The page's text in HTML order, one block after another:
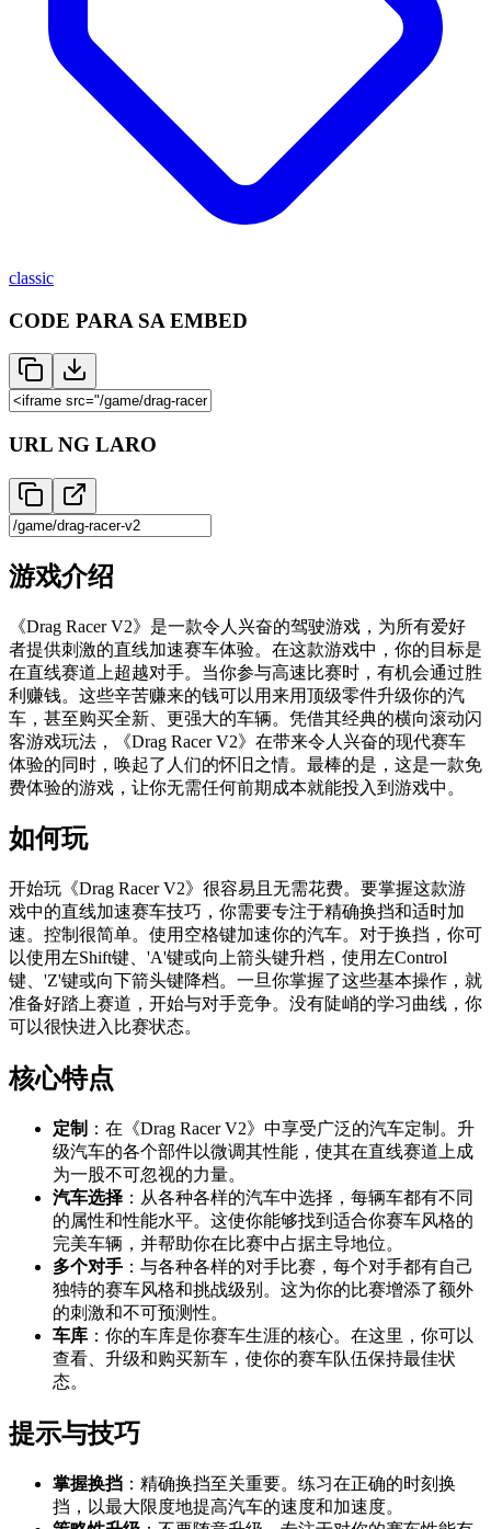
classic
CODE PARA SA EMBED
URL NG LARO
游戏介绍
《Drag Racer V2》是一款令人兴奋的驾驶游戏，为所有爱好
者提供刺激的直线加速赛车体验。在这款游戏中，你的目标是
在直线赛道上超越对手。当你参与高速比赛时，有机会通过胜
利赚钱。这些辛苦赚来的钱可以用来用顶级零件升级你的汽
车，甚至购买全新、更强大的车辆。凭借其经典的横向滚动闪
客游戏玩法，《Drag Racer V2》在带来令人兴奋的现代赛车
体验的同时，唤起了人们的怀旧之情。最棒的是，这是一款免
费体验的游戏，让你无需任何前期成本就能投入到游戏中。
如何玩
开始玩《Drag Racer V2》很容易且无需花费。要掌握这款游
戏中的直线加速赛车技巧，你需要专注于精确换挡和适时加
速。控制很简单。使用空格键加速你的汽车。对于换挡，你可
以使用左Shift键、'A'键或向上箭头键升档，使用左Control
键、'Z'键或向下箭头键降档。一旦你掌握了这些基本操作，就
准备好踏上赛道，开始与对手竞争。没有陡峭的学习曲线，你
可以很快进入比赛状态。
核心特点
定制 ：在《Drag Racer V2》中享受广泛的汽车定制。升
级汽车的各个部件以微调其性能，使其在直线赛道上成
为一股不可忽视的力量。
汽车选择 ：从各种各样的汽车中选择，每辆车都有不同
的属性和性能水平。这使你能够找到适合你赛车风格的
完美车辆，并帮助你在比赛中占据主导地位。
多个对手 ：与各种各样的对手比赛，每个对手都有自己
独特的赛车风格和挑战级别。这为你的比赛增添了额外
的刺激和不可预测性。
车库 ：你的车库是你赛车生涯的核心。在这里，你可以
查看、升级和购买新车，使你的赛车队伍保持最佳状
态。
提示与技巧
掌握换挡 ：精确换挡至关重要。练习在正确的时刻换
挡，以最大限度地提高汽车的速度和加速度。